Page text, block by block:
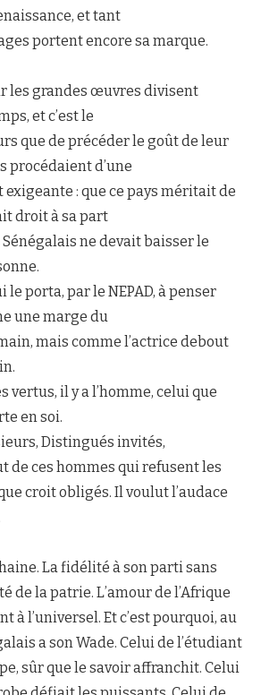
et tant
portent encore sa marque.
les grandes œuvres divisent
et c’est le
que de précéder le goût de leur
procédaient d’une
exigeante : que ce pays méritait de
droit à sa part
Sénégalais ne devait baisser le
le porta, par le NEPAD, à penser
une marge du
mais comme l’actrice debout
vertus, il y a l’homme, celui que
en soi.
Distingués invités,
de ces hommes qui refusent les
croit obligés. Il voulut l’audace
La fidélité à son parti sans
de la patrie. L’amour de l’Afrique
à l’universel. Et c’est pourquoi, au
a son Wade. Celui de l’étudiant
sûr que le savoir affranchit. Celui